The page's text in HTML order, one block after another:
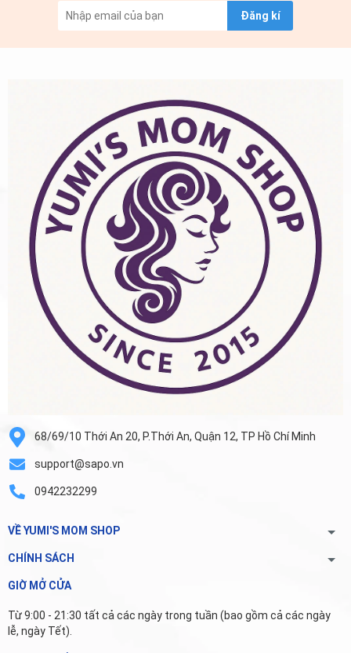
Đăng kí
68/69/10 Thới An 20, P.Thới An, Quận 12, TP Hồ Chí Minh
support@sapo.vn
0942232299
VỀ YUMI'S MOM SHOP
CHÍNH SÁCH
GIỜ MỞ CỬA
Từ 9:00 - 21:30 tất cả các ngày trong tuần (bao gồm cả các ngày
lễ, ngày Tết).